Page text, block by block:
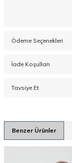
Ödeme Seçenekleri
İade Koşulları
Tavsiye Et
Benzer Ürünler